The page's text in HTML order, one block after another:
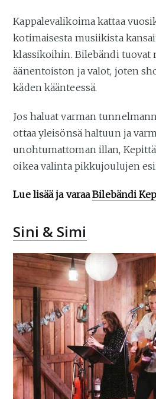
Kappalevalikoima kattaa
kotimaisesta musiikista
klassikoihin. Bilebändi tuovat
äänentoiston ja valot, joten
käden käänteessä.
Jos haluat varman
ottaa yleisönsä haltuun ja
unohtumattoman illan,
oikea valinta pikkujoulujen
Lue lisää ja varaaBilebändi
Sini & Simi